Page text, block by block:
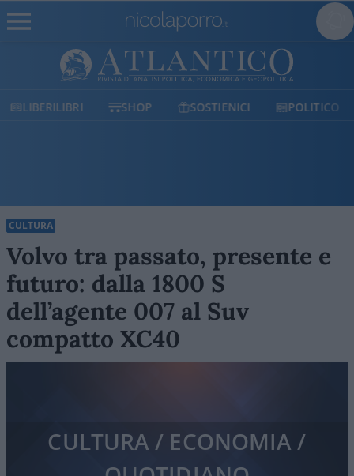
LIBERILIBRI SHOP SOSTIENICI POLITICO
CULTURA
Volvo tra passato, presente e
futuro: dalla 1800 S
dell’agente 007 al Suv
compatto XC40
CULTURA / ECONOMIA /